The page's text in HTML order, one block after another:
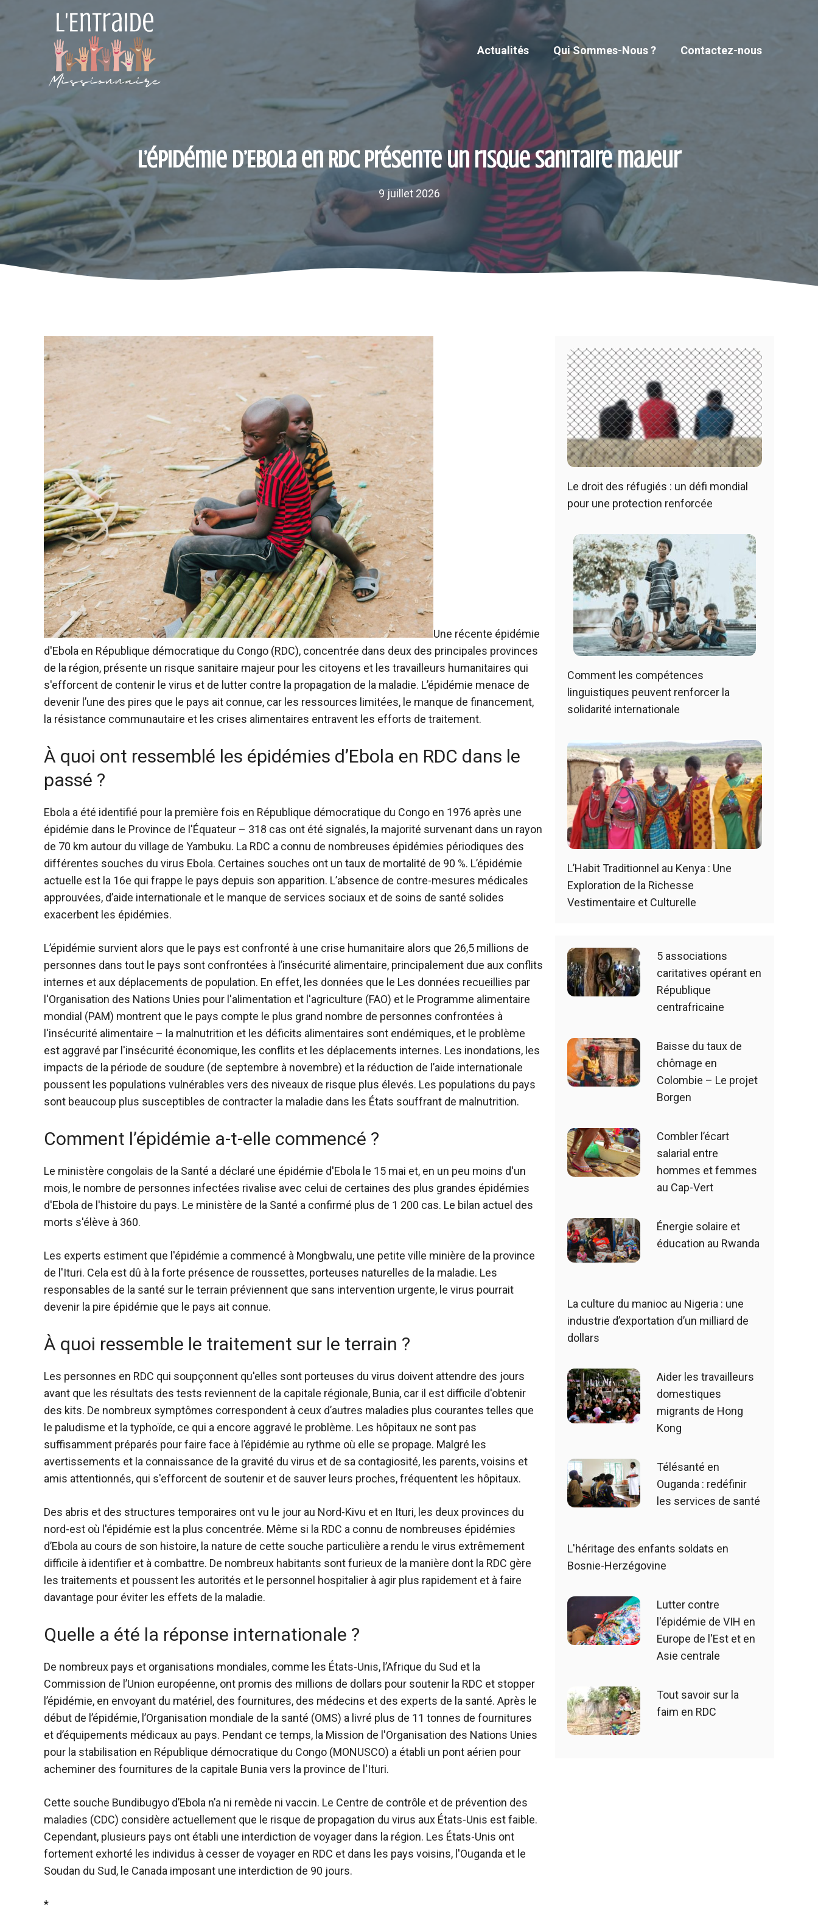
Actualités Qui Sommes-Nous ? Contactez-nous
L’épidémie d’Ebola en RDC présente un risque sanitaire majeur
9 juillet 2026
Une récente épidémie
d'Ebola en République démocratique du Congo (RDC), concentrée dans deux des principales provinces
de la région, présente un risque sanitaire majeur pour les citoyens et les travailleurs humanitaires qui
s'efforcent de contenir le virus et de lutter contre la propagation de la maladie. L’épidémie menace de
devenir l’une des pires que le pays ait connue, car les ressources limitées, le manque de financement,
la résistance communautaire et les crises alimentaires entravent les efforts de traitement.
À quoi ont ressemblé les épidémies d’Ebola en RDC dans le
passé ?
Ebola a été identifié pour la première fois en République démocratique du Congo en 1976 après une
épidémie dans le Province de l'Équateur – 318 cas ont été signalés, la majorité survenant dans un rayon
de 70 km autour du village de Yambuku. La RDC a connu de nombreuses épidémies périodiques des
différentes souches du virus Ebola. Certaines souches ont un taux de mortalité de 90 %. L’épidémie
actuelle est la 16e qui frappe le pays depuis son apparition. L’absence de contre-mesures médicales
approuvées, d’aide internationale et le manque de services sociaux et de soins de santé solides
exacerbent les épidémies.
L’épidémie survient alors que le pays est confronté à une crise humanitaire alors que 26,5 millions de
personnes dans tout le pays sont confrontées à l’insécurité alimentaire, principalement due aux conflits
internes et aux déplacements de population. En effet, les données que le Les données recueillies par
l'Organisation des Nations Unies pour l'alimentation et l'agriculture (FAO) et le Programme alimentaire
mondial (PAM) montrent que le pays compte le plus grand nombre de personnes confrontées à
l'insécurité alimentaire – la malnutrition et les déficits alimentaires sont endémiques, et le problème
est aggravé par l'insécurité économique, les conflits et les déplacements internes. Les inondations, les
impacts de la période de soudure (de septembre à novembre) et la réduction de l’aide internationale
poussent les populations vulnérables vers des niveaux de risque plus élevés. Les populations du pays
sont beaucoup plus susceptibles de contracter la maladie dans les États souffrant de malnutrition.
Comment l’épidémie a-t-elle commencé ?
Le ministère congolais de la Santé a déclaré une épidémie d'Ebola le 15 mai et, en un peu moins d'un
mois, le nombre de personnes infectées rivalise avec celui de certaines des plus grandes épidémies
d'Ebola de l'histoire du pays. Le ministère de la Santé a confirmé plus de 1 200 cas. Le bilan actuel des
morts s'élève à 360.
Les experts estiment que l'épidémie a commencé à Mongbwalu, une petite ville minière de la province
de l'Ituri. Cela est dû à la forte présence de roussettes, porteuses naturelles de la maladie. Les
responsables de la santé sur le terrain préviennent que sans intervention urgente, le virus pourrait
devenir la pire épidémie que le pays ait connue.
À quoi ressemble le traitement sur le terrain ?
Les personnes en RDC qui soupçonnent qu'elles sont porteuses du virus doivent attendre des jours
avant que les résultats des tests reviennent de la capitale régionale, Bunia, car il est difficile d'obtenir
des kits. De nombreux symptômes correspondent à ceux d’autres maladies plus courantes telles que
le paludisme et la typhoïde, ce qui a encore aggravé le problème. Les hôpitaux ne sont pas
suffisamment préparés pour faire face à l’épidémie au rythme où elle se propage. Malgré les
avertissements et la connaissance de la gravité du virus et de sa contagiosité, les parents, voisins et
amis attentionnés, qui s'efforcent de soutenir et de sauver leurs proches, fréquentent les hôpitaux.
Des abris et des structures temporaires ont vu le jour au Nord-Kivu et en Ituri, les deux provinces du
nord-est où l'épidémie est la plus concentrée. Même si la RDC a connu de nombreuses épidémies
d’Ebola au cours de son histoire, la nature de cette souche particulière a rendu le virus extrêmement
difficile à identifier et à combattre. De nombreux habitants sont furieux de la manière dont la RDC gère
les traitements et poussent les autorités et le personnel hospitalier à agir plus rapidement et à faire
davantage pour éviter les effets de la maladie.
Quelle a été la réponse internationale ?
De nombreux pays et organisations mondiales, comme les États-Unis, l’Afrique du Sud et la
Commission de l’Union européenne, ont promis des millions de dollars pour soutenir la RDC et stopper
l’épidémie, en envoyant du matériel, des fournitures, des médecins et des experts de la santé. Après le
début de l’épidémie, l’Organisation mondiale de la santé (OMS) a livré plus de 11 tonnes de fournitures
et d’équipements médicaux au pays. Pendant ce temps, la Mission de l'Organisation des Nations Unies
pour la stabilisation en République démocratique du Congo (MONUSCO) a établi un pont aérien pour
acheminer des fournitures de la capitale Bunia vers la province de l'Ituri.
Cette souche Bundibugyo d’Ebola n’a ni remède ni vaccin. Le Centre de contrôle et de prévention des
maladies (CDC) considère actuellement que le risque de propagation du virus aux États-Unis est faible.
Cependant, plusieurs pays ont établi une interdiction de voyager dans la région. Les États-Unis ont
fortement exhorté les individus à cesser de voyager en RDC et dans les pays voisins, l'Ouganda et le
Soudan du Sud, le Canada imposant une interdiction de 90 jours.
*
Le droit des réfugiés : un défi mondial
pour une protection renforcée
Comment les compétences
linguistiques peuvent renforcer la
solidarité internationale
L’Habit Traditionnel au Kenya : Une
Exploration de la Richesse
Vestimentaire et Culturelle
5 associations
caritatives opérant en
République
centrafricaine
Baisse du taux de
chômage en
Colombie – Le projet
Borgen
Combler l’écart
salarial entre
hommes et femmes
au Cap-Vert
Énergie solaire et
éducation au Rwanda
La culture du manioc au Nigeria : une
industrie d’exportation d’un milliard de
dollars
Aider les travailleurs
domestiques
migrants de Hong
Kong
Télésanté en
Ouganda : redéfinir
les services de santé
L'héritage des enfants soldats en
Bosnie-Herzégovine
Lutter contre
l'épidémie de VIH en
Europe de l'Est et en
Asie centrale
Tout savoir sur la
faim en RDC